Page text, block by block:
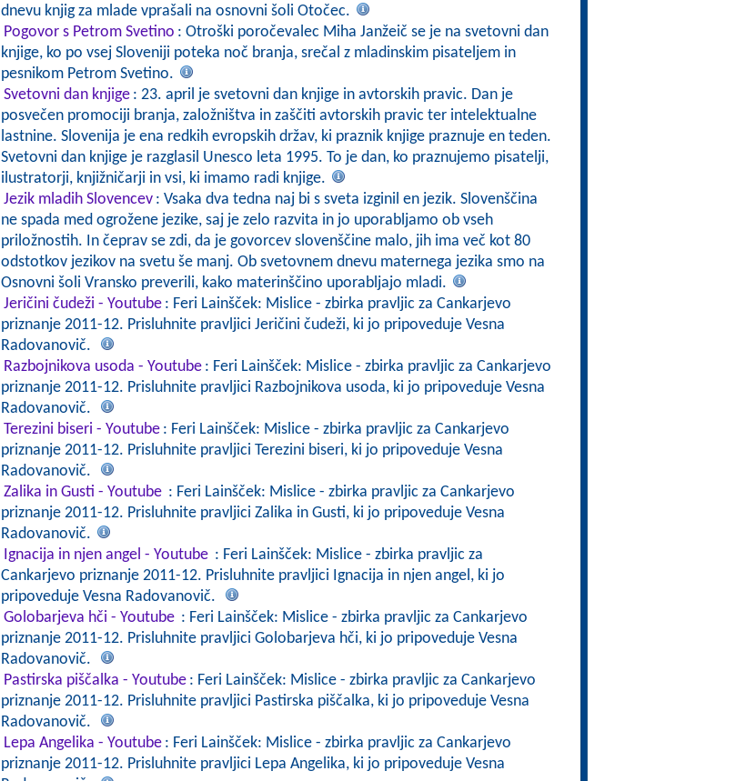
dnevu knjig za mlade vprašali na osnovni šoli Otočec.
Pogovor s Petrom Svetino : Otroški poročevalec Miha Janžeič se je na svetovni dan
knjige, ko po vsej Sloveniji poteka noč branja, srečal z mladinskim pisateljem in
pesnikom Petrom Svetino.
Svetovni dan knjige : 23. april je svetovni dan knjige in avtorskih pravic. Dan je
posvečen promociji branja, založništva in zaščiti avtorskih pravic ter intelektualne
lastnine. Slovenija je ena redkih evropskih držav, ki praznik knjige praznuje en teden.
Svetovni dan knjige je razglasil Unesco leta 1995. To je dan, ko praznujemo pisatelji,
ilustratorji, knjižničarji in vsi, ki imamo radi knjige.
Jezik mladih Slovencev : Vsaka dva tedna naj bi s sveta izginil en jezik. Slovenščina
ne spada med ogrožene jezike, saj je zelo razvita in jo uporabljamo ob vseh
priložnostih. In čeprav se zdi, da je govorcev slovenščine malo, jih ima več kot 80
odstotkov jezikov na svetu še manj. Ob svetovnem dnevu maternega jezika smo na
Osnovni šoli Vransko preverili, kako materinščino uporabljajo mladi.
Jeričini čudeži - Youtube : Feri Lainšček: Mislice - zbirka pravljic za Cankarjevo
priznanje 2011-12. Prisluhnite pravljici Jeričini čudeži, ki jo pripoveduje Vesna
Radovanovič.
Razbojnikova usoda - Youtube : Feri Lainšček: Mislice - zbirka pravljic za Cankarjevo
priznanje 2011-12. Prisluhnite pravljici Razbojnikova usoda, ki jo pripoveduje Vesna
Radovanovič.
Terezini biseri - Youtube : Feri Lainšček: Mislice - zbirka pravljic za Cankarjevo
priznanje 2011-12. Prisluhnite pravljici Terezini biseri, ki jo pripoveduje Vesna
Radovanovič.
Zalika in Gusti - Youtube : Feri Lainšček: Mislice - zbirka pravljic za Cankarjevo
priznanje 2011-12. Prisluhnite pravljici Zalika in Gusti, ki jo pripoveduje Vesna
Radovanovič.
Ignacija in njen angel - Youtube : Feri Lainšček: Mislice - zbirka pravljic za
Cankarjevo priznanje 2011-12. Prisluhnite pravljici Ignacija in njen angel, ki jo
pripoveduje Vesna Radovanovič.
Golobarjeva hči - Youtube : Feri Lainšček: Mislice - zbirka pravljic za Cankarjevo
priznanje 2011-12. Prisluhnite pravljici Golobarjeva hči, ki jo pripoveduje Vesna
Radovanovič.
Pastirska piščalka - Youtube : Feri Lainšček: Mislice - zbirka pravljic za Cankarjevo
priznanje 2011-12. Prisluhnite pravljici Pastirska piščalka, ki jo pripoveduje Vesna
Radovanovič.
Lepa Angelika - Youtube : Feri Lainšček: Mislice - zbirka pravljic za Cankarjevo
priznanje 2011-12. Prisluhnite pravljici Lepa Angelika, ki jo pripoveduje Vesna